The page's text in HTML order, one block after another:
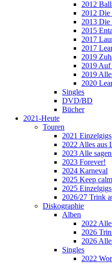
2012
2012 Die
2013
2015
2017
2017
2019
2019 Auf
2019
2020
Singles
DVD/BD
Bücher
2021-Heute
Touren
2021 Einzelgigs
2022 Alles aus
2023 Alle
2023 Forever!
2024 Karneval
2025 Keep
2025 Einzelgigs
2026/27 Trink
Diskographie
Alben
2022
2026
2026
Singles
2022